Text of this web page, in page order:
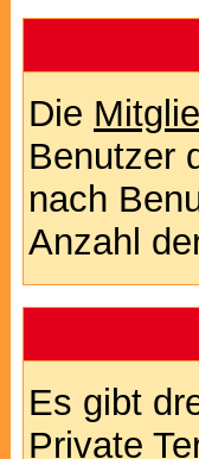
Die
Benutzer
nach
Anzahl
Es gibt
Private